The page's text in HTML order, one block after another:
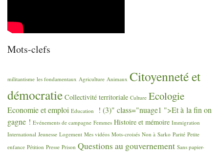
Mots-clefs
militantisme les fondamentaux Agriculture Animaux Citoyenneté et
démocratie Collectivité territoriale Culture Ecologie
Economie et emploi Education
! (3)" class="nuage1 ">Et à la fin on
gagne ! Evénements de campagne Femmes Histoire et mémoire Immigration
International Jeunesse Logement Mes vidéos Mots-croisés Non à Sarko Parité Petite
enfance Pétition Presse Prison Questions au gouvernement Sans papier-